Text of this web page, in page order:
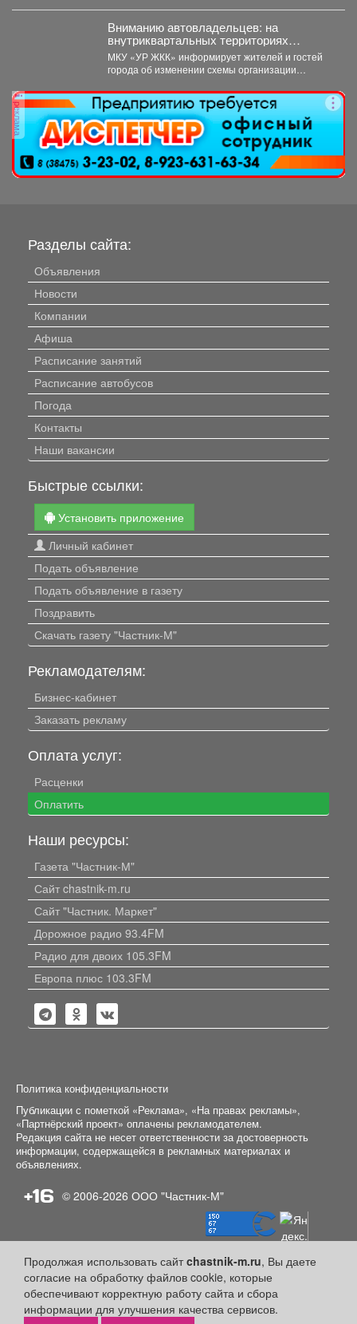
Вниманию автовладельцев: на
внутриквартальных территориях
Междуреченского муниципального
округа вводятся ограничения стоянки.
МКУ «УР ЖКК» информирует жителей и гостей
города об изменении схемы организации
реклама
Продолжая использовать сайтchastnik-m.ru, Вы даете
согласие на обработку файлов cookie, которые
обеспечивают корректную работу сайта и сбора
информации для улучшения качества сервисов.
Разделы сайта:
Объявления
Новости
Компании
Афиша
Расписание занятий
Расписание автобусов
Погода
Контакты
Наши вакансии
Быстрые ссылки:
Установить приложение
Личный кабинет
Подать объявление
Подать объявление в газету
Поздравить
Скачать газету "Частник-М"
Рекламодателям:
Бизнес-кабинет
Заказать рекламу
Оплата услуг:
Расценки
Оплатить
Наши ресурсы:
Газета "Частник-М"
Сайт chastnik-m.ru
Сайт "Частник. Маркет"
Дорожное радио 93.4FM
Радио для двоих 105.3FM
Европа плюс 103.3FM
Политика конфиденциальности
Публикации с пометкой «Реклама», «На правах рекламы»,
«Партнёрский проект» оплачены рекламодателем.
Редакция сайта не несет ответственности за достоверность
информации, содержащейся в рекламных материалах и
объявлениях.
+16 © 2006-2026 ООО "Частник-М"